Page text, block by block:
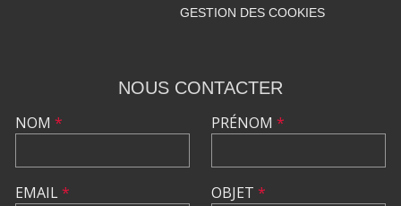
GESTION DES COOKIES
NOUS CONTACTER
NOM *
EMAIL*
PRÉNOM *
OBJET *